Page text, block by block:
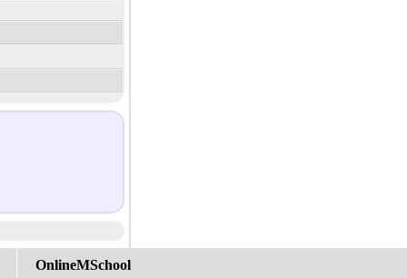
OnlineMSchool